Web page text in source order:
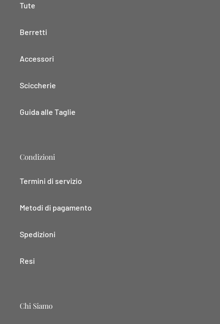
Tute
Berretti
Accessori
Sciccherie
Guida alle Taglie
Condizioni
Termini di servizio
Metodi di pagamento
Spedizioni
Resi
Chi Siamo